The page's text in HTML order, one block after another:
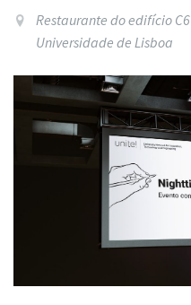
Restaurante do edifício
Universidade de Lisboa